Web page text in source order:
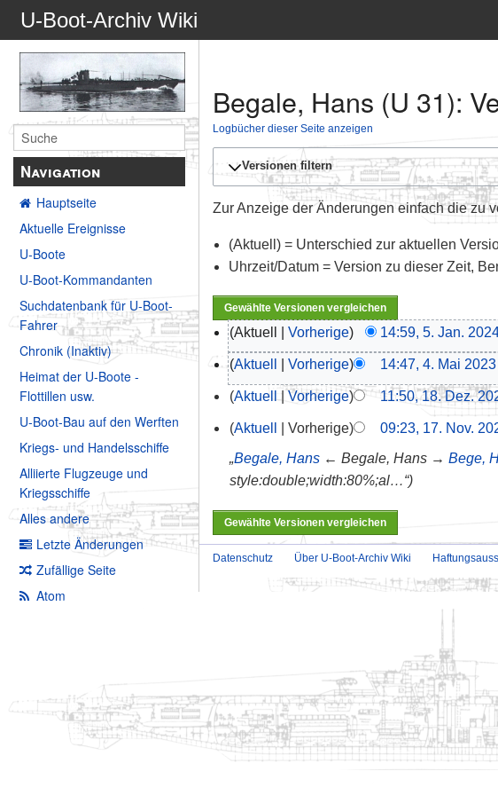
U-Boot-Archiv Wiki
Navigation
Hauptseite
Aktuelle Ereignisse
U-Boote
U-Boot-Kommandanten
Suchdatenbank für U-Boot-
Fahrer
Chronik (Inaktiv)
Heimat der U-Boote -
Flottillen usw.
U-Boot-Bau auf den Werften
Kriegs- und Handelsschiffe
Alliierte Flugzeuge und
Kriegsschiffe
Alles andere
Letzte Änderungen
Zufällige Seite
Atom
Begale, Hans (U 31):
Logbücher dieser Seite anzeigen
Versionen filtern
Zur Anzeige der Änderungen einfach die zu
(Aktuell) = Unterschied zur aktuellen
Uhrzeit/Datum = Version zu dieser Zeit,
Aktuell Vorherige 14:59, 5. Jan.
Aktuell Vorherige 14:47, 4. Mai 2023‎
Aktuell Vorherige 11:50, 18. Dez.
Aktuell Vorherige 09:23, 17. Nov.
„Begale, Hans← Begale, Hans → Bege,
style:double;width:80%;al…“
Datenschutz Über U-Boot-Archiv Wiki